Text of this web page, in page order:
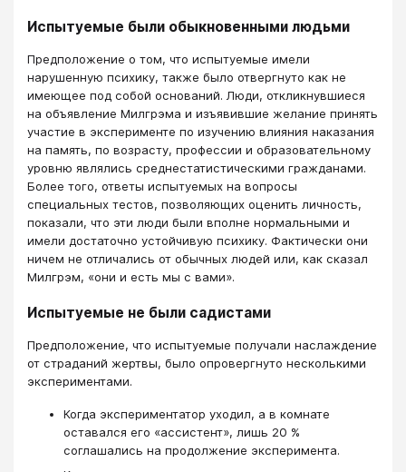
Испытуемые были обыкновенными людьми
Предположение о том, что испытуемые имели
нарушенную психику, также было отвергнуто как не
имеющее под собой оснований. Люди, откликнувшиеся
на объявление Милгрэма и изъявившие желание принять
участие в эксперименте по изучению влияния наказания
на память, по возрасту, профессии и образовательному
уровню являлись среднестатистическими гражданами.
Более того, ответы испытуемых на вопросы
специальных тестов, позволяющих оценить личность,
показали, что эти люди были вполне нормальными и
имели достаточно устойчивую психику. Фактически они
ничем не отличались от обычных людей или, как сказал
Милгрэм, «они и есть мы с вами».
Испытуемые не были садистами
Предположение, что испытуемые получали наслаждение
от страданий жертвы, было опровергнуто несколькими
экспериментами.
Когда экспериментатор уходил, а в комнате
оставался его «ассистент», лишь 20 %
соглашались на продолжение эксперимента.